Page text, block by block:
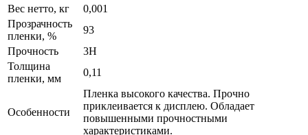
Вес нетто, кг
0,001
Прозрачность
пленки, %
93
Прочность
3H
Толщина
пленки, мм
0,11
Особенности
Пленка высокого качества. Прочно
приклеивается к дисплею. Обладает
повышенными прочностными
характеристиками.